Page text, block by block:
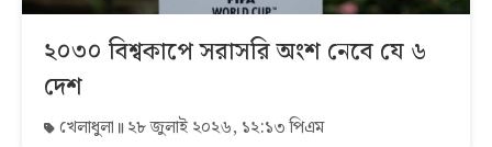
২০৩০ বিশ্বকাপে সরাসরি অংশ নেবে যে ৬
দেশ
খেলাধুলা ২৮ জুলাই ২০২৬, ১২:১৩ পিএম